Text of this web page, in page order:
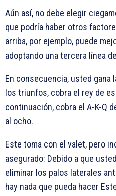
Aún así, no debe elegir
que podría haber otros
arriba, por ejemplo, puede
adoptando una tercera línea
En consecuencia, usted gana
los triunfos, cobra el rey de
continuación, cobra el A-K-Q
al ocho.
Este toma con el valet, pero
asegurado: Debido a que
eliminar los palos laterales
hay nada que pueda hacer